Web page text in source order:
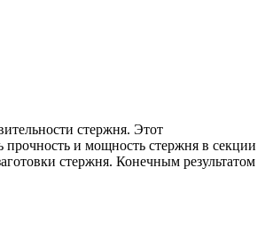
стержня. Этот
прочность и мощность стержня в секции
стержня. Конечным результатом